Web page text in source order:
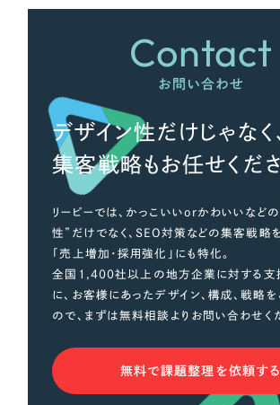
Contact
お問い合わせ
デザイン性だけじゃなく、
集客戦略もお任せくださ
リーピーでは、かっこいいorかわいいなど
性”だけでなく、SEO対策などの集客戦略
「売上増加・採用強化」にも特化。
全国1,400社以上の地方企業に対する支
に、お客様にあったデザイン、構成、戦略
ので、まずは無料相談よりお問い合わせく
無料で課題整理を依頼する